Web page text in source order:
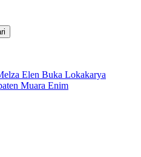
Elen Buka Lokakarya
Muara Enim